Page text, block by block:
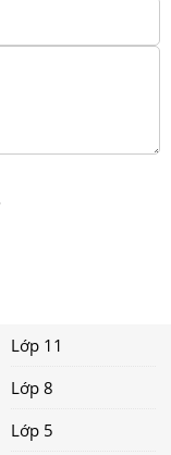
Lớp 11
Lớp 8
Lớp 5